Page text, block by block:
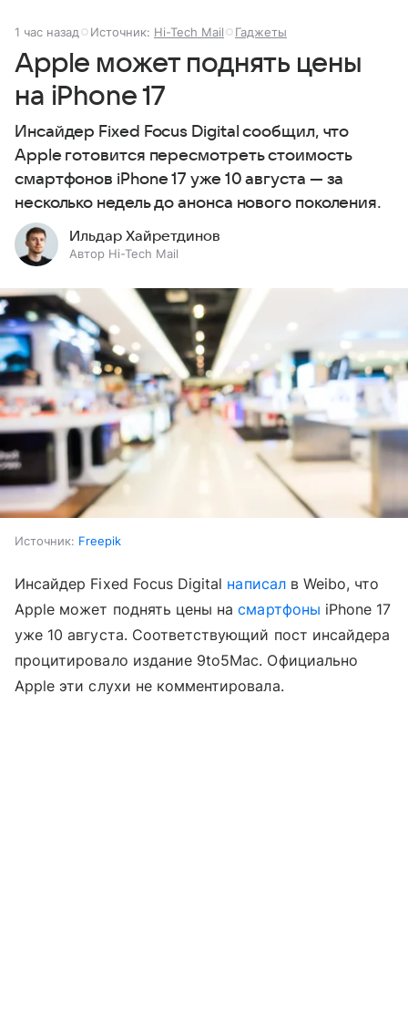
1 час назад Источник: Hi-Tech Mail Гаджеты
Apple может поднять цены
на iPhone 17
Инсайдер Fixed Focus Digital сообщил, что
Apple готовится пересмотреть стоимость
смартфонов iPhone 17 уже 10 августа — за
несколько недель до анонса нового поколения.
Ильдар Хайретдинов
Автор Hi-Tech Mail
Источник: Freepik
Инсайдер Fixed Focus Digital написалв Weibo, что
Apple может поднять цены насмартфоны iPhone 17
уже 10 августа. Соответствующий пост инсайдера
процитировало издание 9to5Mac. Официально
Apple эти слухи не комментировала.